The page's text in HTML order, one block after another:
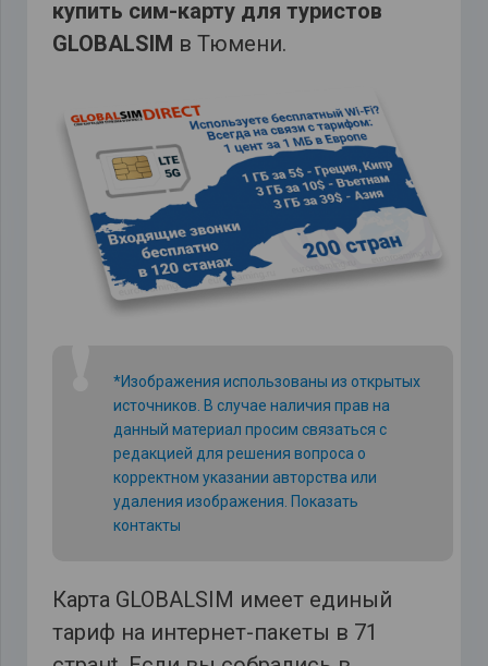
купить сим-карту для туристов
GLOBALSIM в Тюмени.
*Изображения использованы из открытых
источников. В случае наличия прав на
данный материал просим связаться с
редакцией для решения вопроса о
корректном указании авторства или
удаления изображения. Показать
контакты
Карта GLOBALSIM имеет единый
тариф на интернет-пакеты в 71